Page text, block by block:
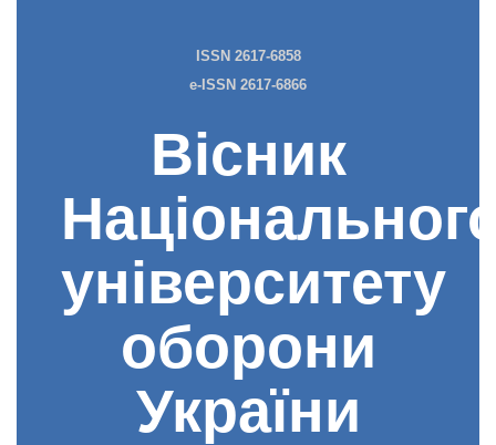
ISSN 2617-6858
e-ISSN 2617-6866
Вісник
університету
оборони
України